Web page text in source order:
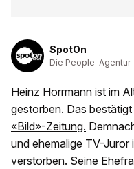
SpotOn
Die People-Agentur
Heinz Horrmann ist im
gestorben. Das
«Bild»-Zeitung.
und ehemalige TV-Juror
verstorben. Seine